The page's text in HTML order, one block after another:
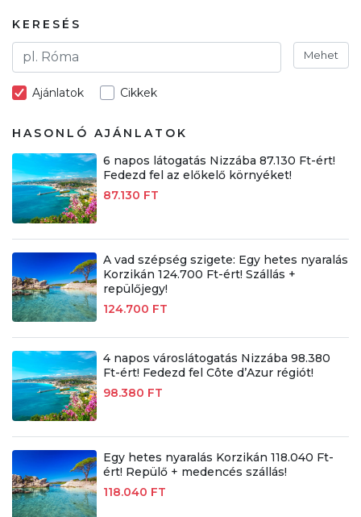
KERESÉS
Mehet
Ajánlatok Cikkek
HASONLÓ AJÁNLATOK
6 napos látogatás Nizzába 87.130 Ft-ért!
Fedezd fel az előkelő környéket!
87.130 FT
A vad szépség szigete: Egy hetes nyaralás
Korzikán 124.700 Ft-ért! Szállás +
repülőjegy!
124.700 FT
4 napos városlátogatás Nizzába 98.380
Ft-ért! Fedezd fel Côte d’Azur régiót!
98.380 FT
Egy hetes nyaralás Korzikán 118.040 Ft-
ért! Repülő + medencés szállás!
118.040 FT